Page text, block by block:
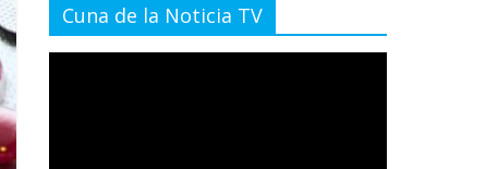
Cuna de la Noticia TV